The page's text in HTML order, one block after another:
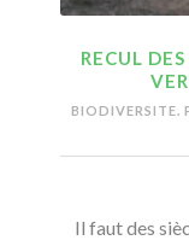
RECUL
BIODIVERSITE.
Il faut des